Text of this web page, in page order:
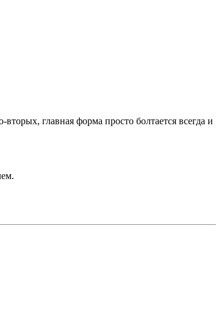
главная форма просто болтается всегда и